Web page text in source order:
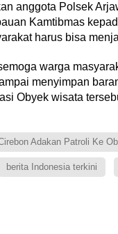
anggota Polsek
Kamtibmas
harus bisa
warga
menyimpan
Obyek wisata
Adakan Patroli Ke
berita Indonesia terkini